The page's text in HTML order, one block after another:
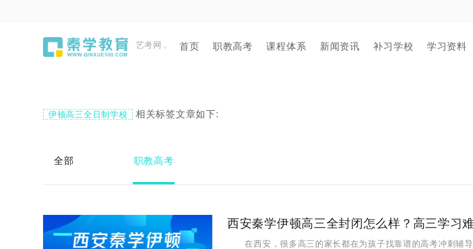
艺考网 首页 职教高考 课程体系 新闻资讯 补习学校 学习资料
伊顿高三全日制学校 相关标签文章如下:
全部 职教高考
西安秦学伊顿高三全封闭怎么样？高三学习
在西安，很多高三的家长都在为孩子找靠谱的高考冲刺辅